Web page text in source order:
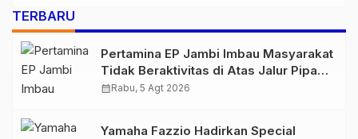
TERBARU
Pertamina EP Jambi Imbau Masyarakat
Tidak Beraktivitas di Atas Jalur Pipa
Migas Demi Keselamatan Bersama
calendar_monthRabu, 5 Agt 2026
Yamaha Fazzio Hadirkan Special